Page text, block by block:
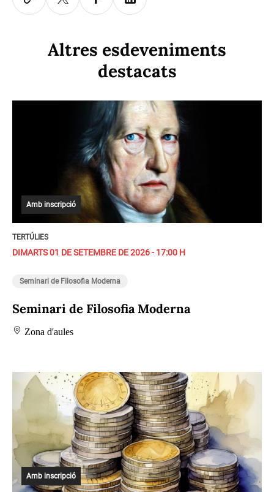
Altres esdeveniments
destacats
Amb inscripció
TERTÚLIES
DIMARTS 01 DE SETEMBRE DE 2026 - 17:00 H
Seminari de Filosofia Moderna
Seminari de Filosofia Moderna
Zona d'aules
Amb inscripció